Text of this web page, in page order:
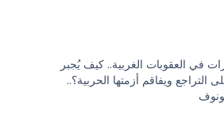
في العقوبات الغربية.. كيف يُجبر
التراجع ويفاقم أزمتها الحربية؟..